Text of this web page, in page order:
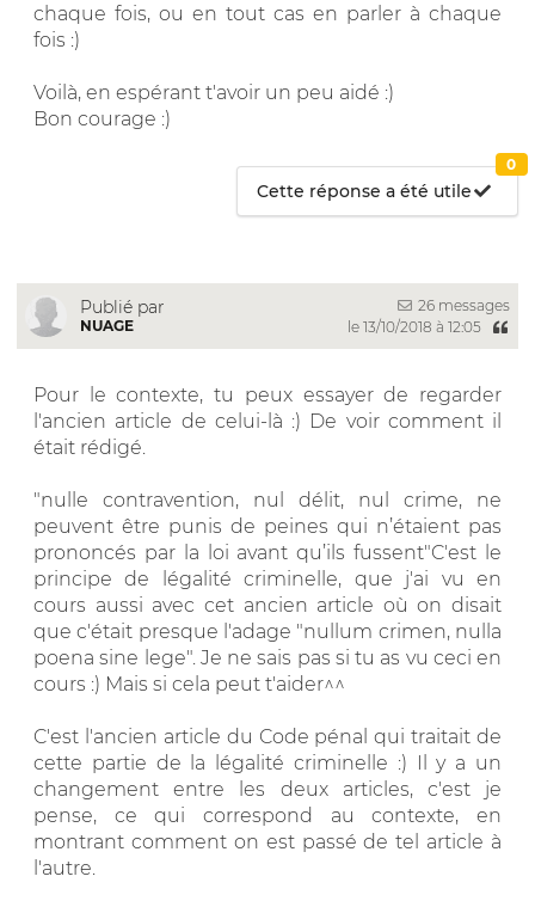
chaque fois, ou en tout cas en parler à chaque
fois :)
Voilà, en espérant t'avoir un peu aidé :)
Bon courage :)
Cette réponse a été utile
0
Publié par
NUAGE
26 messages
le 13/10/2018 à 12:05
Pour le contexte, tu peux essayer de regarder
l'ancien article de celui-là :) De voir comment il
était rédigé.
"nulle contravention, nul délit, nul crime, ne
peuvent être punis de peines qui n’étaient pas
prononcés par la loi avant qu’ils fussent"C'est le
principe de légalité criminelle, que j'ai vu en
cours aussi avec cet ancien article où on disait
que c'était presque l'adage "nullum crimen, nulla
poena sine lege". Je ne sais pas si tu as vu ceci en
cours :) Mais si cela peut t'aider^^
C'est l'ancien article du Code pénal qui traitait de
cette partie de la légalité criminelle :) Il y a un
changement entre les deux articles, c'est je
pense, ce qui correspond au contexte, en
montrant comment on est passé de tel article à
l'autre.